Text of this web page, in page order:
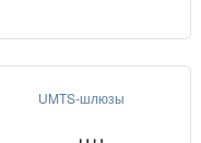
UMTS-шлюзы